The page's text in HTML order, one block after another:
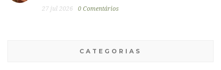
27 jul 2026 0 Comentários
CATEGORIAS